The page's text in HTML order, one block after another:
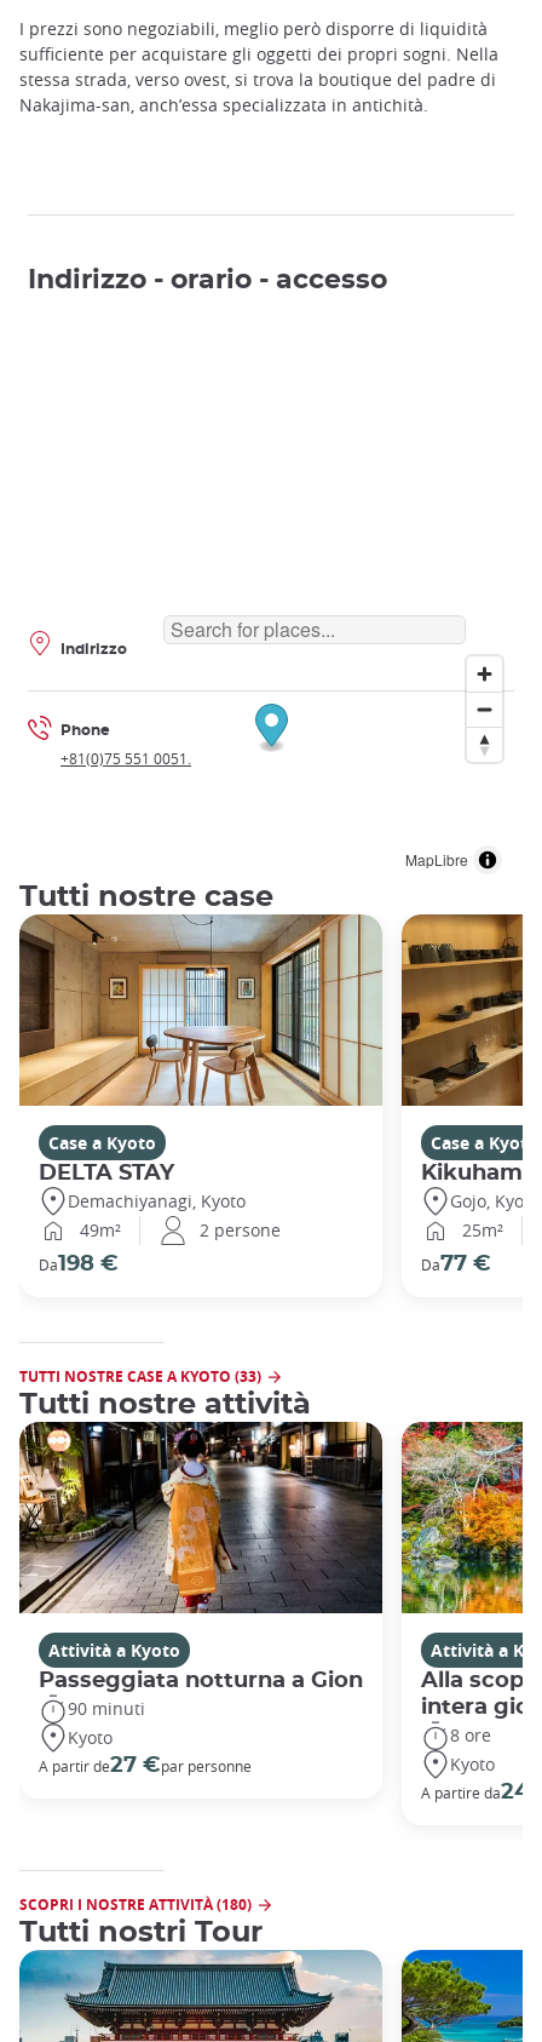
I prezzi sono negoziabili, meglio però disporre di liquidità
sufficiente per acquistare gli oggetti dei propri sogni. Nella
stessa strada, verso ovest, si trova la boutique del padre di
Nakajima-san, anch’essa specializzata in antichità.
Indirizzo - orario - accesso
MapLibre
Indirizzo
Phone
+81(0)75 551 0051.
Tutti nostre case
Case a Kyoto
DELTA STAY
Demachiyanagi, Kyoto
49m²
2 persone
Da198 €
Case a Kyoto
Kikuhama
Gojo, Kyoto
25m²
Da77 €
TUTTI NOSTRE CASE A KYOTO (33)
Tutti nostre attività
Attività a Kyoto
Passeggiata notturna a Gion
90 minuti
Kyoto
A partir de27 €par personne
Attività a
Alla
intera
8 ore
Kyoto
A partire da
SCOPRI I NOSTRE ATTIVITÀ (180)
Tutti nostri Tour